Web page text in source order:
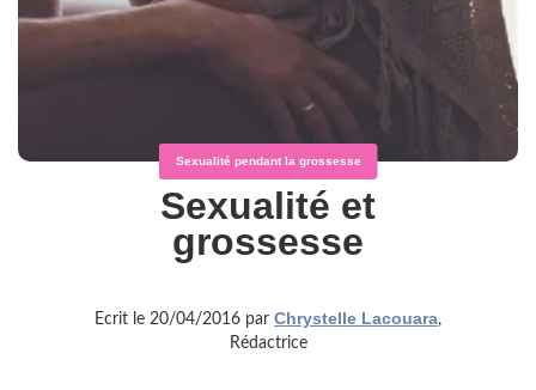
Sexualité pendant la grossesse
Sexualité et
grossesse
Ecrit le 20/04/2016 par Chrystelle Lacouara,
Rédactrice